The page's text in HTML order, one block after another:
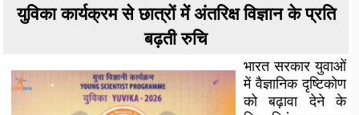
युविका कार्यक्रम से छात्रों में अंतरिक्ष विज्ञान के प्रति
बढ़ती रुचि
भारत सरकार युवाओं
में वैज्ञानिक दृष्टिकोण
को बढ़ावा देने के